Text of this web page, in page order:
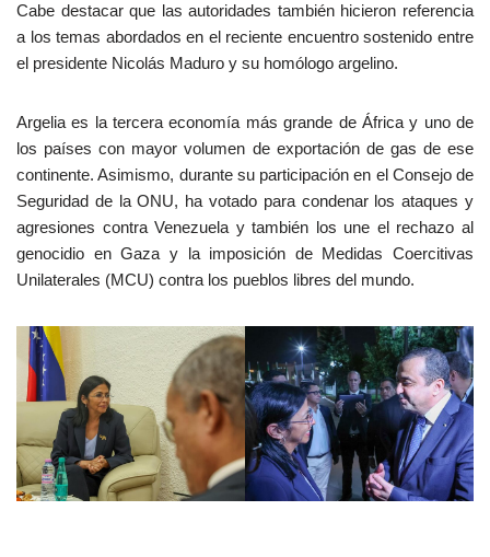
Cabe destacar que las autoridades también hicieron referencia
a los temas abordados en el reciente encuentro sostenido entre
el presidente Nicolás Maduro y su homólogo argelino.
Argelia es la tercera economía más grande de África y uno de
los países con mayor volumen de exportación de gas de ese
continente. Asimismo, durante su participación en el Consejo de
Seguridad de la ONU, ha votado para condenar los ataques y
agresiones contra Venezuela y también los une el rechazo al
genocidio en Gaza y la imposición de Medidas Coercitivas
Unilaterales (MCU) contra los pueblos libres del mundo.